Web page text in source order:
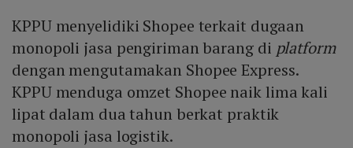
KPPU menyelidiki Shopee terkait dugaan
monopoli jasa pengiriman barang di platform
dengan mengutamakan Shopee Express.
KPPU menduga omzet Shopee naik lima kali
lipat dalam dua tahun berkat praktik
monopoli jasa logistik.